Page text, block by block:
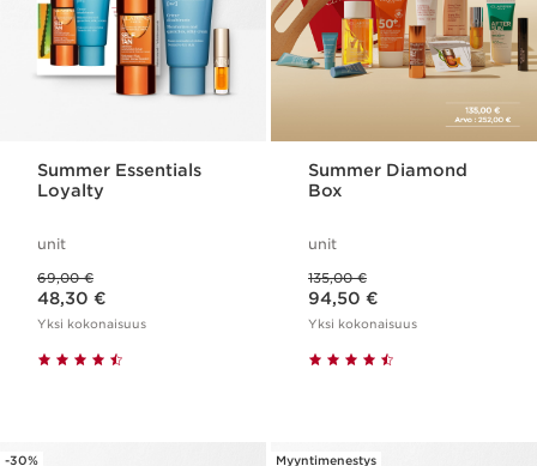
Summer Essentials
Loyalty
unit
69,00 €
Nykyinen hinta 48,30 €
48,30 €
Yksi kokonaisuus
Summer Diamond
Box
unit
135,00 €
Nykyinen hinta 94,50 €
94,50 €
Yksi kokonaisuus
-30%
Myyntimenestys